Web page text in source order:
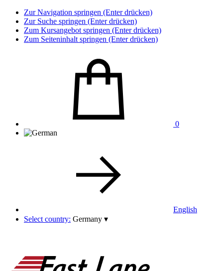
Zur Navigation springen (Enter drücken)
Zur Suche springen (Enter drücken)
Zum Kursangebot springen (Enter drücken)
Zum Seiteninhalt springen (Enter drücken)
0
English
Select country: Germany ▾